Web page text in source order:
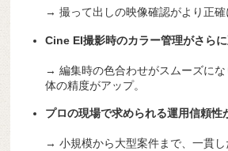
→ 撮って出しの映像確認がより正確
Cine EI撮影時のカラー管理がさら
→ 編集時の色合わせがスムーズに
体の精度がアップ。
プロの現場で求められる運用信頼性
→ 小規模から大型案件まで、一貫